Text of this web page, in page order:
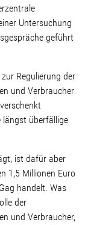
Untersuchung
geführt
Regulierung der
und Verbraucher
längst überfällige
ist dafür aber
1,5 Millionen Euro
handelt. Was
der
und Verbraucher,